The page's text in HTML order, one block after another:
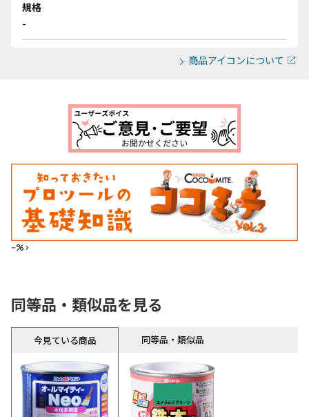
規格
-
商品アイコンについて
--%>
同等品・類似品を見る
今見ている商品 同等品・類似品